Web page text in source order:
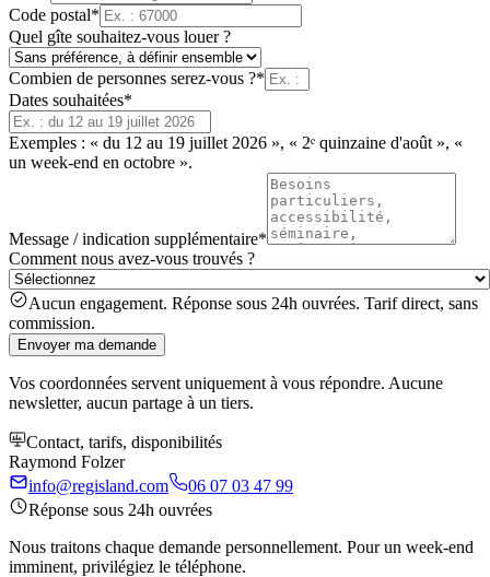
Code postal*
Quel gîte souhaitez-vous louer ?
Combien de personnes serez-vous ?*
Dates souhaitées*
Exemples : « du 12 au 19 juillet 2026 », « 2ᵉ quinzaine d'août », «
un week-end en octobre ».
Message / indication supplémentaire*
Comment nous avez-vous trouvés ?
Aucun engagement. Réponse sous 24h ouvrées. Tarif direct, sans
commission.
Envoyer ma demande
Vos coordonnées servent uniquement à vous répondre. Aucune
newsletter, aucun partage à un tiers.
Contact, tarifs, disponibilités
Raymond Folzer
info@regisland.com
06 07 03 47 99
Réponse sous 24h ouvrées
Nous traitons chaque demande personnellement. Pour un week-end
imminent, privilégiez le téléphone.